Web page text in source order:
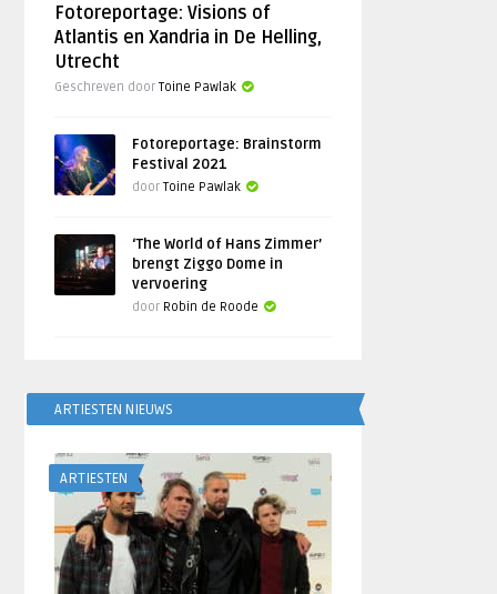
Fotoreportage: Visions of
Atlantis en Xandria in De Helling,
Utrecht
Geschreven doorToine Pawlak
Fotoreportage: Brainstorm
Festival 2021
doorToine Pawlak
‘The World of Hans Zimmer’
brengt Ziggo Dome in
vervoering
door Robin de Roode
ARTIESTEN NIEUWS
ARTIESTEN